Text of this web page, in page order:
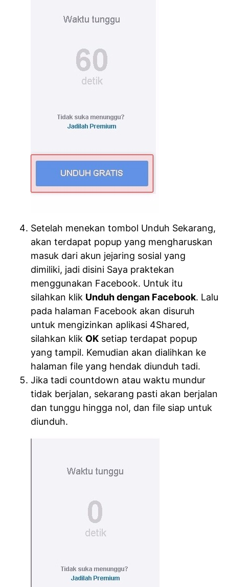
Setelah menekan tombol Unduh Sekarang,
akan terdapat popup yang mengharuskan
masuk dari akun jejaring sosial yang
dimiliki, jadi disini Saya praktekan
menggunakan Facebook. Untuk itu
silahkan klik Unduh dengan Facebook. Lalu
pada halaman Facebook akan disuruh
untuk mengizinkan aplikasi 4Shared,
silahkan klik OK setiap terdapat popup
yang tampil. Kemudian akan dialihkan ke
halaman file yang hendak diunduh tadi.
Jika tadi countdown atau waktu mundur
tidak berjalan, sekarang pasti akan berjalan
dan tunggu hingga nol, dan file siap untuk
diunduh.